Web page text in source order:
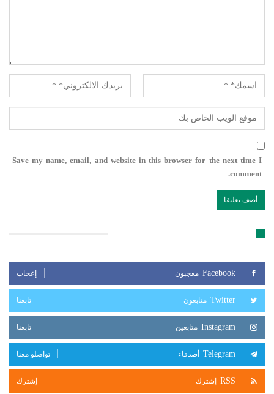
Save my name, email, and website in this browser for the next time I
comment.
Facebook معجبون إعجاب
Twitter متابعون تابعنا
Instagram متابعين تابعنا
Telegram أصدقاء تواصلو معنا
RSS إشترك إشترك